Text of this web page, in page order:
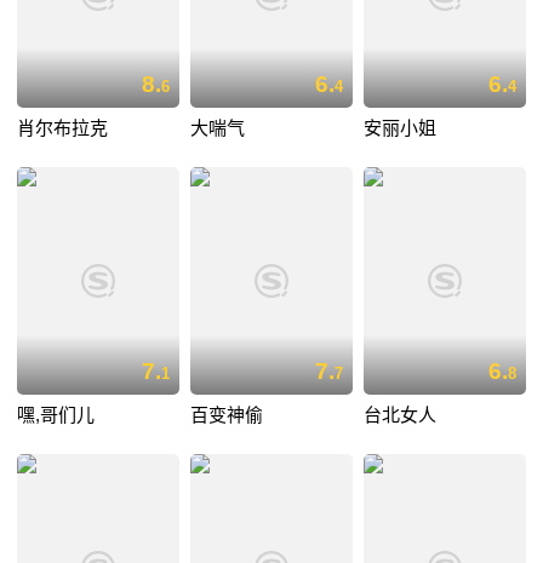
8.6
肖尔布拉克
6.4
大喘气
6.4
安丽小姐
7.1
嘿,哥们儿
7.7
百变神偷
6.8
台北女人